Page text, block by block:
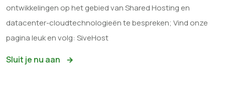
ontwikkelingen op het gebied van Shared Hosting en
datacenter-cloudtechnologieën te bespreken; Vind onze
pagina leuk en volg: SiveHost
Sluit je nu aan